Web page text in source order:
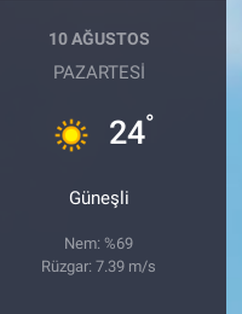
10 AĞUSTOS
PAZARTESI
24°
Güneşli
Nem: %69
Rüzgar: 7.39 m/s